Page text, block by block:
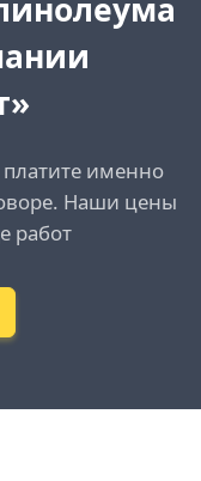
именно
Наши цены
работ